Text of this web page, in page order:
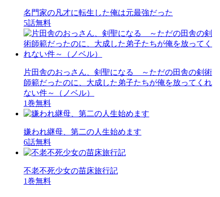
名門家の凡才に転生した俺は元最強だった
5話無料
片田舎のおっさん、剣聖になる ～ただの田舎の剣術
師範だったのに、大成した弟子たちが俺を放ってくれ
ない件～（ノベル）
1巻無料
嫌われ継母、第二の人生始めます
6話無料
不老不死少女の苗床旅行記
1巻無料